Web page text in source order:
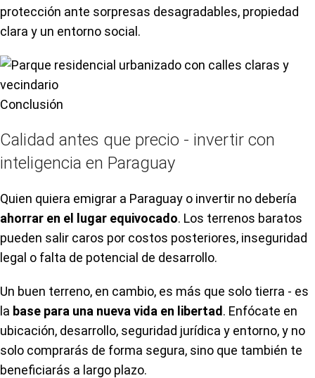
protección ante sorpresas desagradables, propiedad
clara y un entorno social.
Conclusión
Calidad antes que precio - invertir con
inteligencia en Paraguay
Quien quiera emigrar a Paraguay o invertir no debería
ahorrar en el lugar equivocado. Los terrenos baratos
pueden salir caros por costos posteriores, inseguridad
legal o falta de potencial de desarrollo.
Un buen terreno, en cambio, es más que solo tierra - es
la base para una nueva vida en libertad . Enfócate en
ubicación, desarrollo, seguridad jurídica y entorno, y no
solo comprarás de forma segura, sino que también te
beneficiarás a largo plazo.